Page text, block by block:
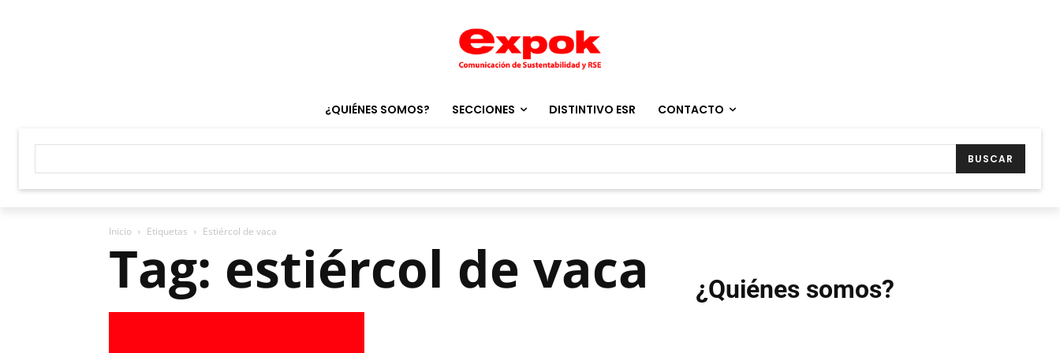
¿QUIÉNES SOMOS? SECCIONES DISTINTIVO ESR CONTACTO
BUSCAR
Inicio Etiquetas Estiércol de vaca
Tag: estiércol de vaca ¿Quiénes somos?